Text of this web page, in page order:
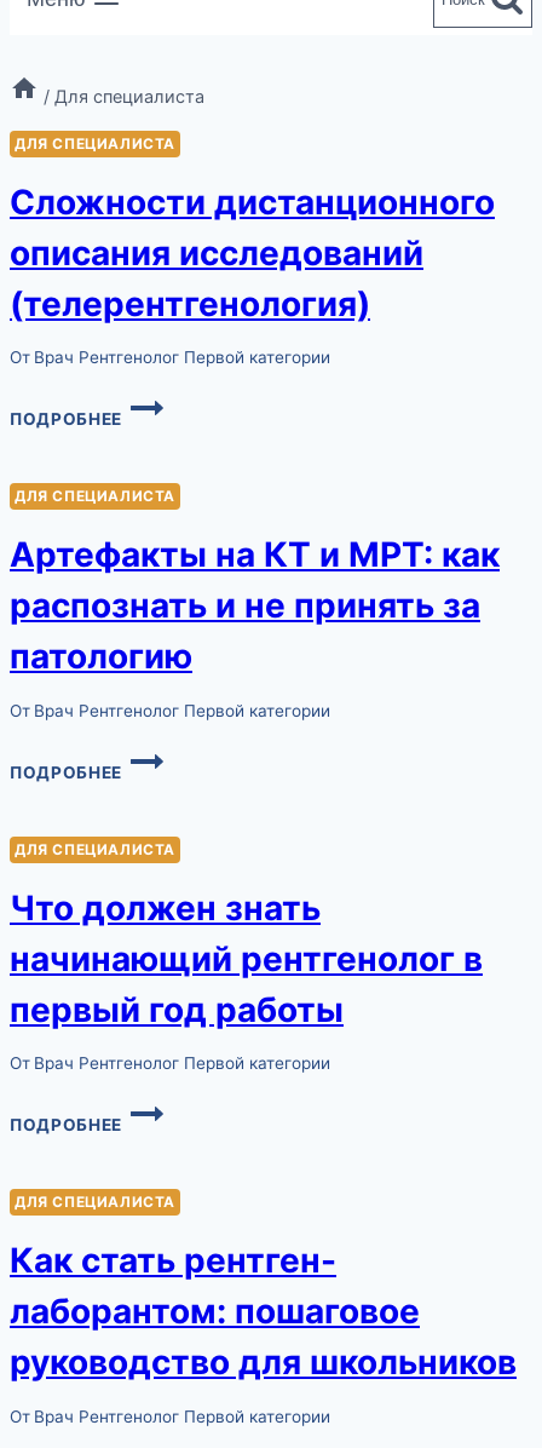
/ Для специалиста
ДЛЯ СПЕЦИАЛИСТА
Сложности дистанционного
описания исследований
(телерентгенология)
От Врач Рентгенолог Первой категории
ПОДРОБНЕЕ
СЛОЖНОСТИ
ИССЛЕДОВАНИЙ
(ТЕЛЕРЕНТГЕНОЛОГИЯ)
ДЛЯ СПЕЦИАЛИСТА
Артефакты на КТ и МРТ: как
распознать и не принять за
патологию
От Врач Рентгенолог Первой категории
ПОДРОБНЕЕ
АРТЕФАКТЫ
МРТ:
РАСПОЗНАТЬ
НЕ
ЗА
ПАТОЛОГИЮ
ДЛЯ СПЕЦИАЛИСТА
Что должен знать
начинающий рентгенолог в
первый год работы
От Врач Рентгенолог Первой категории
ПОДРОБНЕЕ
ЧТО
НАЧИНАЮЩИЙ
РЕНТГЕНОЛОГ
ПЕРВЫЙ
РАБОТЫ
ДЛЯ СПЕЦИАЛИСТА
Как стать рентген-
лаборантом: пошаговое
руководство для школьников
От Врач Рентгенолог Первой категории